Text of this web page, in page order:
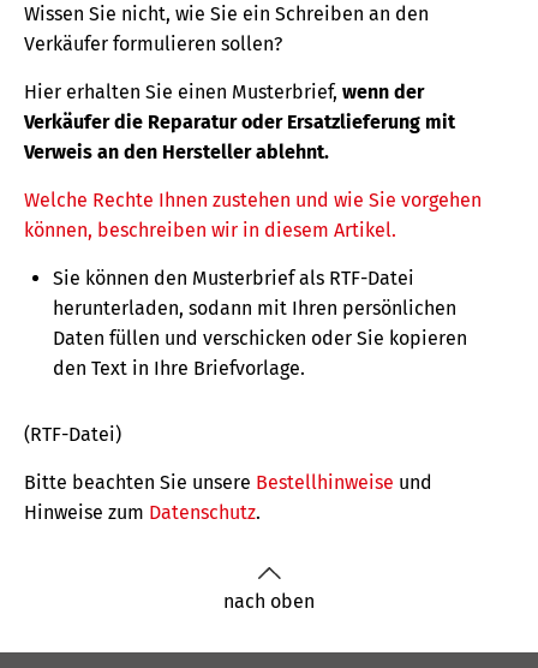
Wissen Sie nicht, wie Sie ein Schreiben an den
Verkäufer formulieren sollen?
Hier erhalten Sie einen Musterbrief, wenn der
Verkäufer die Reparatur oder Ersatzlieferung mit
Verweis an den Hersteller ablehnt.
Welche Rechte Ihnen zustehen und wie Sie vorgehen
können, beschreiben wir in diesem Artikel.
Sie können den Musterbrief als RTF-Datei
herunterladen, sodann mit Ihren persönlichen
Daten füllen und verschicken oder Sie kopieren
den Text in Ihre Briefvorlage.
(RTF-Datei)
Bitte beachten Sie unsere Bestellhinweise und
Hinweise zum Datenschutz.
nach oben